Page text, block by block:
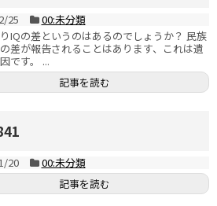
25
00:未分類
IQの差というのはあるのでしょうか？ 民族
差が報告されることはあります、これは遺
です。 ...
記事を読む
20
00:未分類
記事を読む